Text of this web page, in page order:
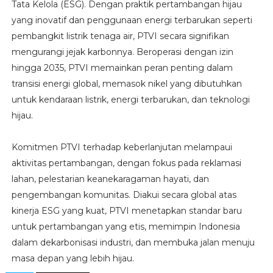
Tata Kelola (ESG). Dengan praktik pertambangan hijau
yang inovatif dan penggunaan energi terbarukan seperti
pembangkit listrik tenaga air, PTVI secara signifikan
mengurangi jejak karbonnya. Beroperasi dengan izin
hingga 2035, PTVI memainkan peran penting dalam
transisi energi global, memasok nikel yang dibutuhkan
untuk kendaraan listrik, energi terbarukan, dan teknologi
hijau.
Komitmen PTVI terhadap keberlanjutan melampaui
aktivitas pertambangan, dengan fokus pada reklamasi
lahan, pelestarian keanekaragaman hayati, dan
pengembangan komunitas. Diakui secara global atas
kinerja ESG yang kuat, PTVI menetapkan standar baru
untuk pertambangan yang etis, memimpin Indonesia
dalam dekarbonisasi industri, dan membuka jalan menuju
masa depan yang lebih hijau.